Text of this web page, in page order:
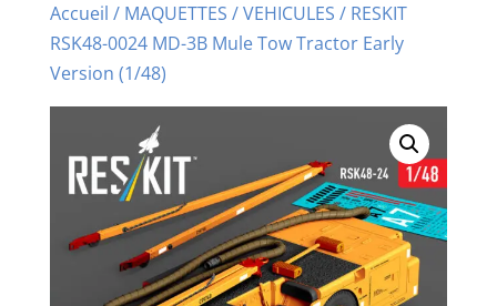
Accueil / MAQUETTES /VEHICULES / RESKIT
RSK48-0024 MD-3B Mule Tow Tractor Early
Version (1/48)